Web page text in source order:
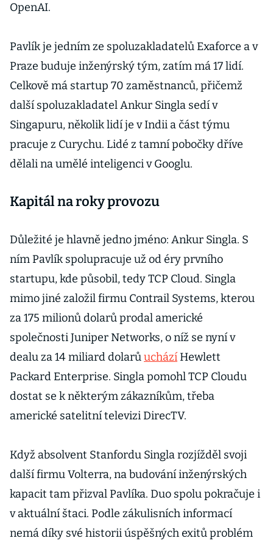
OpenAI.
Pavlík je jedním ze spoluzakladatelů Exaforce a v
Praze buduje inženýrský tým, zatím má 17 lidí.
Celkově má startup 70 zaměstnanců, přičemž
další spoluzakladatel Ankur Singla sedí v
Singapuru, několik lidí je v Indii a část týmu
pracuje z Curychu. Lidé z tamní pobočky dříve
dělali na umělé inteligenci v Googlu.
Kapitál na roky provozu
Důležité je hlavně jedno jméno: Ankur Singla. S
ním Pavlík spolupracuje už od éry prvního
startupu, kde působil, tedy TCP Cloud. Singla
mimo jiné založil firmu Contrail Systems, kterou
za 175 milionů dolarů prodal americké
společnosti Juniper Networks, o níž se nyní v
dealu za 14 miliard dolarůucházíHewlett
Packard Enterprise. Singla pomohl TCP Cloudu
dostat se k některým zákazníkům, třeba
americké satelitní televizi DirecTV.
Když absolvent Stanfordu Singla rozjížděl svoji
další firmu Volterra, na budování inženýrských
kapacit tam přizval Pavlíka. Duo spolu pokračuje i
v aktuální štaci. Podle zákulisních informací
nemá díky své historii úspěšných exitů problém